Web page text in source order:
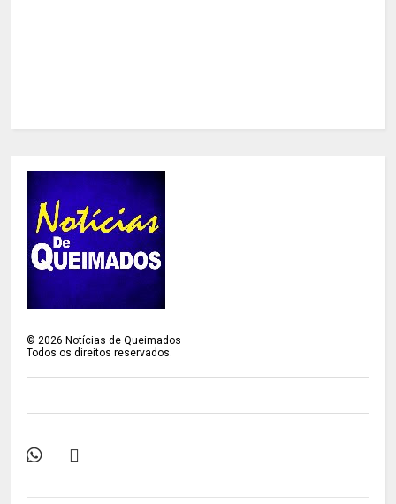
©2026 Notícias de Queimados
Todos os direitos reservados.